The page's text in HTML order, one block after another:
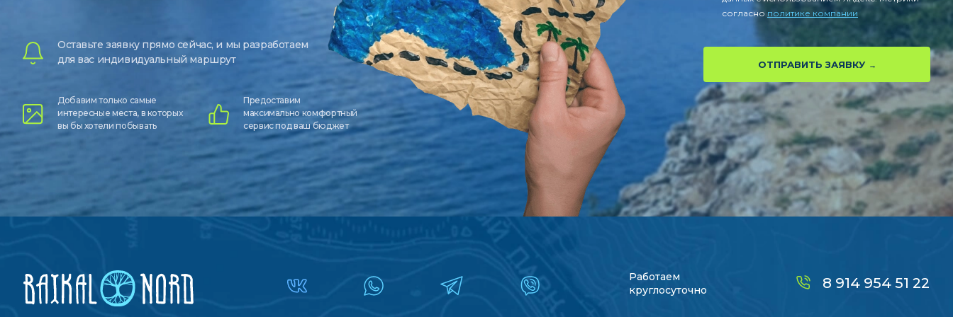
Оставьте заявку прямо сейчас, и мы разработаем
для вас индивидуальный маршрут
Добавим только самые
интересные места, в которых
вы бы хотели побывать
Предоставим
максимально комфортный
сервис под ваш бюджет
согласно политике компании
ОТПРАВИТЬ ЗАЯВКУ
Работаем
круглосуточно
8 914 954 51 22